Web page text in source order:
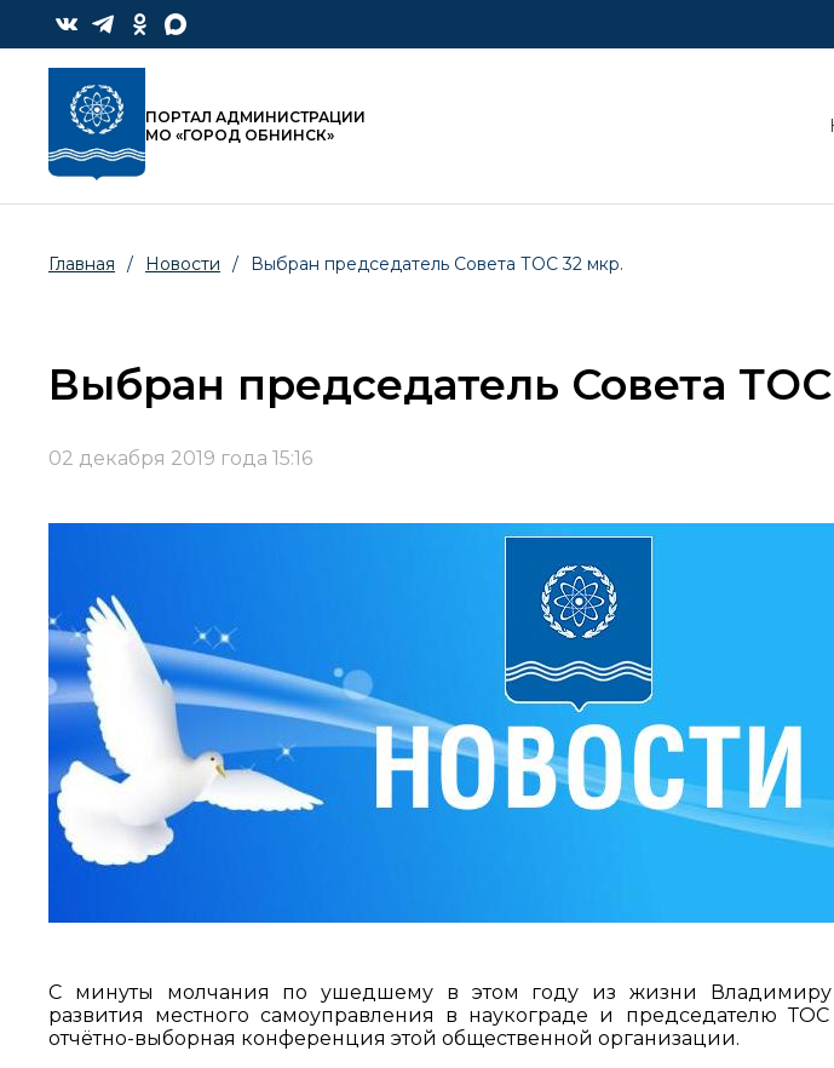
ПОРТАЛ АДМИНИСТРАЦИИ
МО «ГОРОД ОБНИНСК»
Главная / Новости / Выбран председатель Совета ТОС 32 мкр.
Выбран председатель Совета
02 декабря 2019 года 15:16
С минуты молчания по ушедшему в этом году из жизни Владимиру
развития местного самоуправления в наукограде и председателю
отчётно-выборная конференция этой общественной организации.